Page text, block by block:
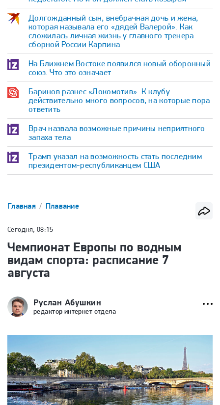
Долгожданный сын, внебрачная дочь и жена,
которая называла его «дядей Валерой». Как
сложилась личная жизнь у главного тренера
сборной России Карпина
На Ближнем Востоке появился новый оборонный
союз. Что это означает
Баринов разнес «Локомотив». К клубу
действительно много вопросов, на которые пора
ответить
Врач назвала возможные причины неприятного
запаха тела
Трамп указал на возможность стать последним
президентом-республиканцем США
Главная Плавание
Сегодня, 08:15
Чемпионат Европы по водным
видам спорта: расписание 7
августа
Руслан Абушкин
редактор интернет отдела